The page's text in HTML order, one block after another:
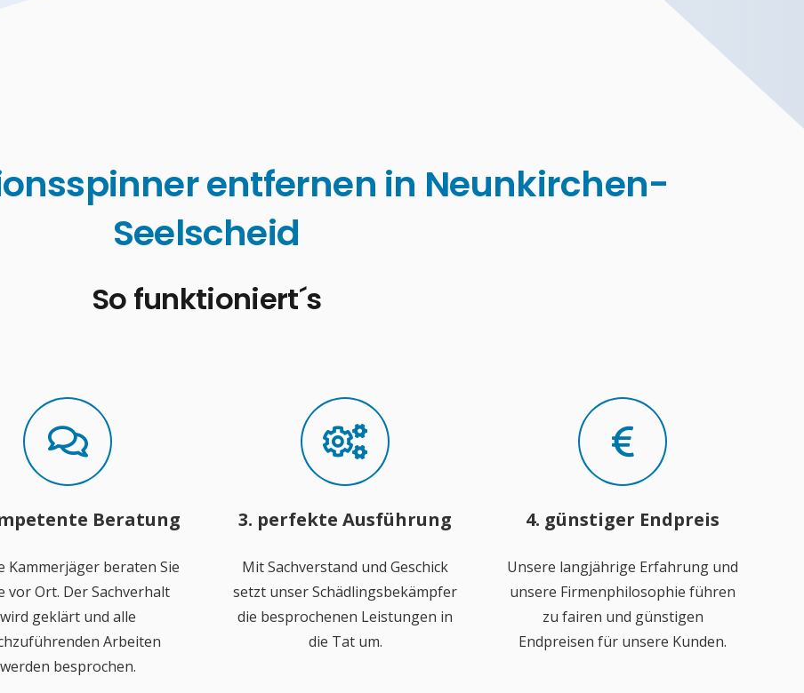
entfernen in Neunkirchen-
Seelscheid
So funktioniert´s
Beratung
Kammerjäger beraten Sie
vor Ort. Der Sachverhalt
wird geklärt und alle
Arbeiten
werden besprochen.
3. perfekte Ausführung
Mit Sachverstand und Geschick
setzt unser Schädlingsbekämpfer
die besprochenen Leistungen in
die Tat um.
4. günstiger Endpreis
Unsere langjährige Erfahrung und
unsere Firmenphilosophie führen
zu fairen und günstigen
Endpreisen für unsere Kunden.